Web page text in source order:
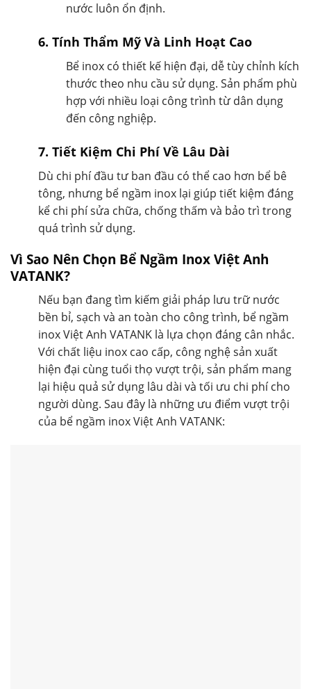
nước luôn ổn định.
6. Tính Thẩm Mỹ Và Linh Hoạt Cao
Bể inox có thiết kế hiện đại, dễ tùy chỉnh kích
thước theo nhu cầu sử dụng. Sản phẩm phù
hợp với nhiều loại công trình từ dân dụng
đến công nghiệp.
7. Tiết Kiệm Chi Phí Về Lâu Dài
Dù chi phí đầu tư ban đầu có thể cao hơn bể bê
tông, nhưng bể ngầm inox lại giúp tiết kiệm đáng
kể chi phí sửa chữa, chống thấm và bảo trì trong
quá trình sử dụng.
Vì Sao Nên Chọn Bể Ngầm Inox Việt Anh
VATANK?
Nếu bạn đang tìm kiếm giải pháp lưu trữ nước
bền bỉ, sạch và an toàn cho công trình, bể ngầm
inox Việt Anh VATANK là lựa chọn đáng cân nhắc.
Với chất liệu inox cao cấp, công nghệ sản xuất
hiện đại cùng tuổi thọ vượt trội, sản phẩm mang
lại hiệu quả sử dụng lâu dài và tối ưu chi phí cho
người dùng. Sau đây là những ưu điểm vượt trội
của bể ngầm inox Việt Anh VATANK: